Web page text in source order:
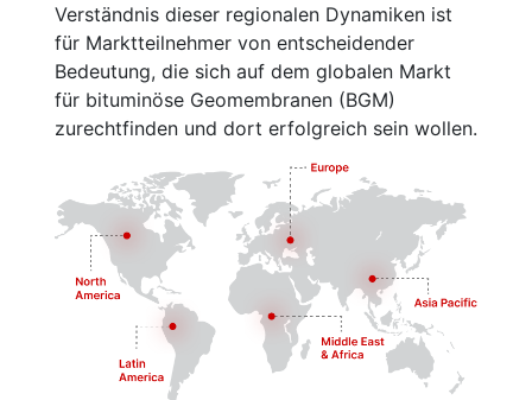
Verständnis dieser regionalen Dynamiken ist
für Marktteilnehmer von entscheidender
Bedeutung, die sich auf dem globalen Markt
für bituminöse Geomembranen (BGM)
zurechtfinden und dort erfolgreich sein wollen.